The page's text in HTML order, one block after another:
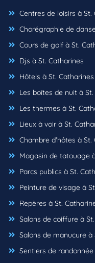
Centres de loisirs à St.
Chorégraphie de
Cours de golf à St.
Djs à St. Catharines
Hôtels à St. Catharines
Les boîtes de nuit à
Les thermes à St.
Lieux à voir à St.
Chambre d'hôtes à St.
Magasin de tatouage
Parcs publics à St.
Peinture de visage à
Repères à St.
Salons de coiffure à
Salons de manucure à
Sentiers de